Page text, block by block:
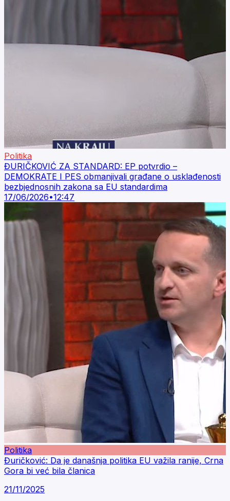
Politika
ĐURIČKOVIĆ ZA STANDARD: EP potvrdio –
DEMOKRATE I PES obmanjivali građane o usklađenosti
bezbjednosnih zakona sa EU standardima
17/06/2026•12:47
Politika
Đuričković: Da je današnja politika EU važila ranije, Crna
Gora bi već bila članica
21/11/2025